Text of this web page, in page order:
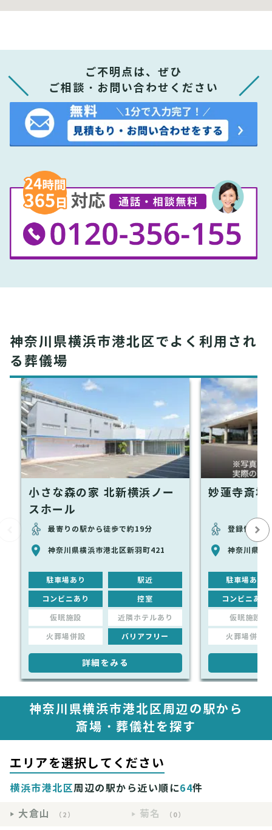
ご不明点は、ぜひ
ご相談・お問い合わせください
神奈川県横浜市港北区でよく利用され
る葬儀場
小さな森の家 北新横浜ノー
スホール
最寄りの駅から徒歩で約19分
神奈川県横浜市港北区新羽町421
駐車場あり 駅近
コンビニあり 控室
仮眠施設 近隣ホテルあり
火葬場併設 バリアフリー
詳細をみる
妙蓮寺斎場
登録情報な
神奈川県横
駐車場あり
コンビニあり
仮眠施設
火葬場併設
神奈川県横浜市港北区周辺の駅から
斎場・葬儀社を探す
エリアを選択してください
横浜市港北区周辺の駅から近い順に64件
大倉山
（2） 菊名 （0）